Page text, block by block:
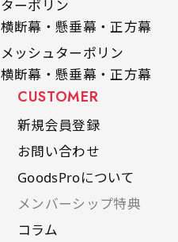
ターポリン
横断幕・懸垂幕・正方幕
メッシュターポリン
横断幕・懸垂幕・正方幕
CUSTOMER
新規会員登録
お問い合わせ
GoodsProについて
メンバーシップ特典
コラム